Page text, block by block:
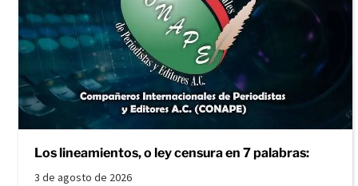
Los lineamientos, o ley censura en 7 palabras:
3 de agosto de 2026